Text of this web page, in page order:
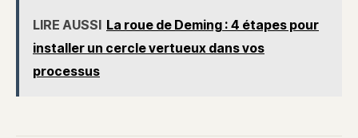
LIRE AUSSI La roue de Deming : 4 étapes pour
installer un cercle vertueux dans vos
processus